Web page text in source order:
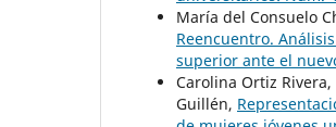
María del Consuelo
Reencuentro.
superior ante el
Carolina Ortiz
Guillén,